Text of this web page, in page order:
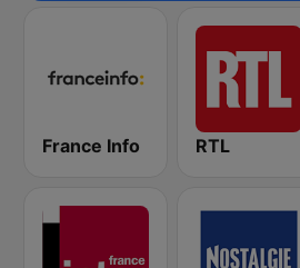
France Info RTL